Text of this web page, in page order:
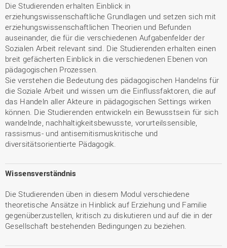
Die Studierenden erhalten Einblick in
erziehungswissenschaftliche Grundlagen und setzen sich mit
erziehungswissenschaftlichen Theorien und Befunden
auseinander, die für die verschiedenen Aufgabenfelder der
Sozialen Arbeit relevant sind. Die Studierenden erhalten einen
breit gefächerten Einblick in die verschiedenen Ebenen von
pädagogischen Prozessen.
Sie verstehen die Bedeutung des pädagogischen Handelns für
die Soziale Arbeit und wissen um die Einflussfaktoren, die auf
das Handeln aller Akteure in pädagogischen Settings wirken
können. Die Studierenden entwickeln ein Bewusstsein für sich
wandelnde, nachhaltigkeitsbewusste, vorurteilssensible,
rassismus- und antisemitismuskritische und
diversitätsorientierte Pädagogik.
Wissensverständnis
Die Studierenden üben in diesem Modul verschiedene
theoretische Ansätze in Hinblick auf Erziehung und Familie
gegenüberzustellen, kritisch zu diskutieren und auf die in der
Gesellschaft bestehenden Bedingungen zu beziehen.